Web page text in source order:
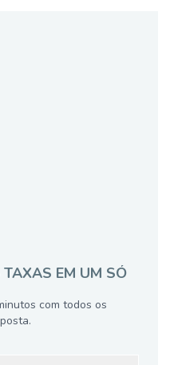
EM UM SÓ
com todos os